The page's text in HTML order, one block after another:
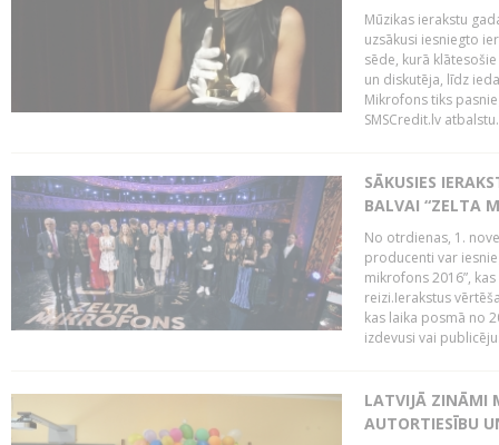
Mūzikas ierakstu
uzsākusi iesniegto
sēde, kurā
un diskutēja, līdz
Mikrofons tiks
SMSCredit.lv
SĀKUSIES
BALVAI “ZELTA
No otrdienas, 1.
producenti var
mikrofons 2016”,
reizi.Ierakstus
kas laika posmā no
izdevusi vai
LATVIJĀ ZINĀMI
AUTORTIESĪBU